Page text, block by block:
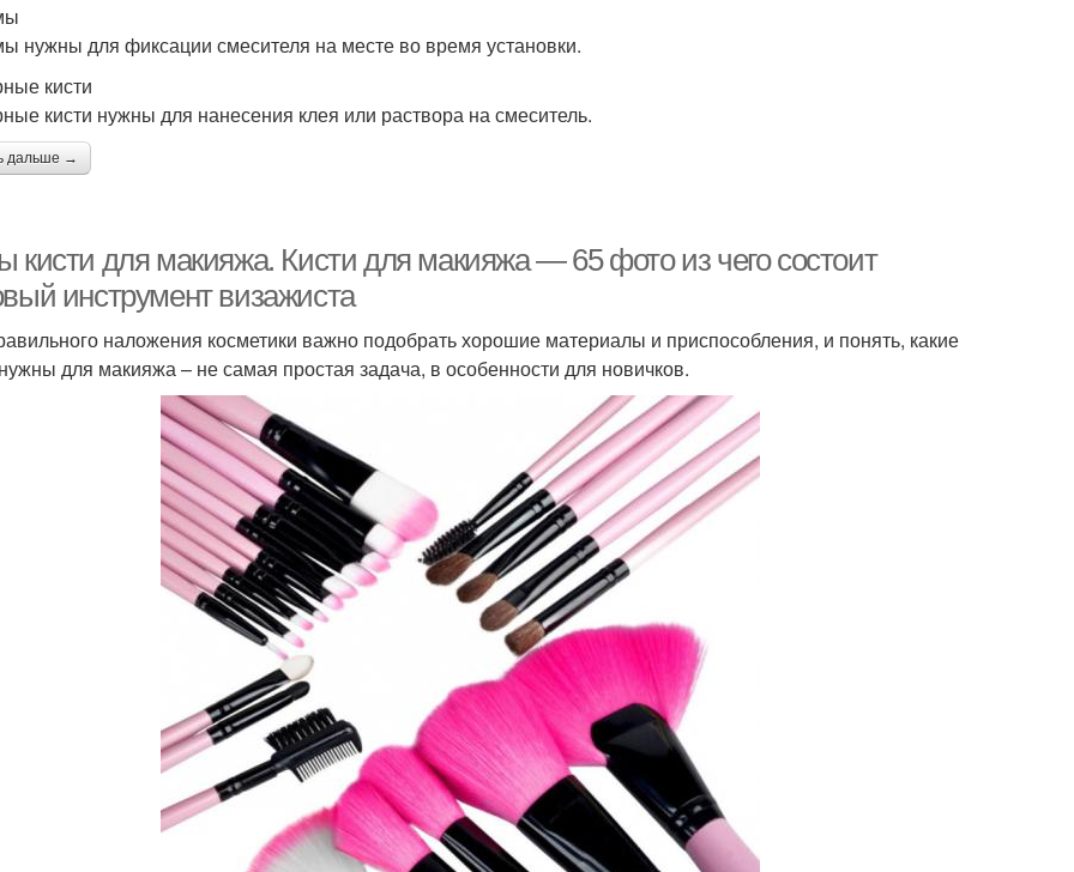
нужны для фиксации смесителя на месте во время установки.
кисти
кисти нужны для нанесения клея или раствора на смеситель.
дальше →
кисти для макияжа. Кисти для макияжа — 65 фото из чего состоит
инструмент визажиста
наложения косметики важно подобрать хорошие материалы и приспособления, и понять, какие
для макияжа – не самая простая задача, в особенности для новичков.